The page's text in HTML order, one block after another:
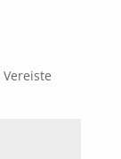
Vereiste